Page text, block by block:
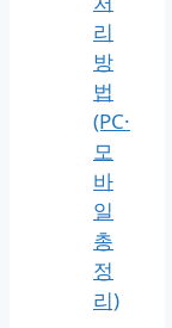
리
방
법
(PC·
모
바
일
총
정
리)